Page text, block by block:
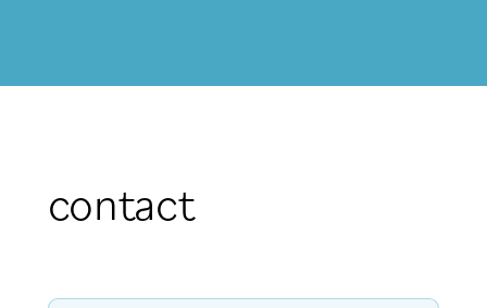
contact